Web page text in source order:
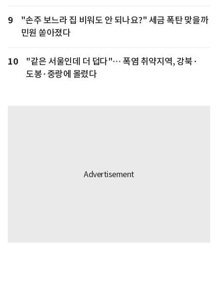
9
"손주 보느라 집 비워도 안 되나요?" 세금 폭탄 맞을까
민원 쏟아졌다
10
"같은 서울인데 더 덥다"… 폭염 취약지역, 강북·
도봉·중랑에 몰렸다